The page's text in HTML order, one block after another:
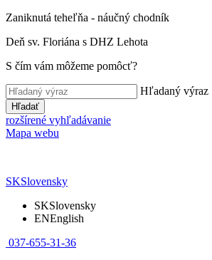
Zaniknutá teheľňa - náučný chodník
Deň sv. Floriána s DHZ Lehota
S čím vám môžeme pomôcť?
Hľadaný výraz
Hľadať
rozšírené vyhľadávanie
Mapa webu
SKSlovensky
SKSlovensky
ENEnglish
037-655-31-36